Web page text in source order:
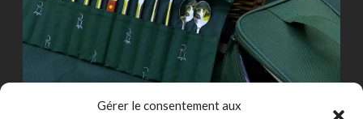
Gérer le consentement aux